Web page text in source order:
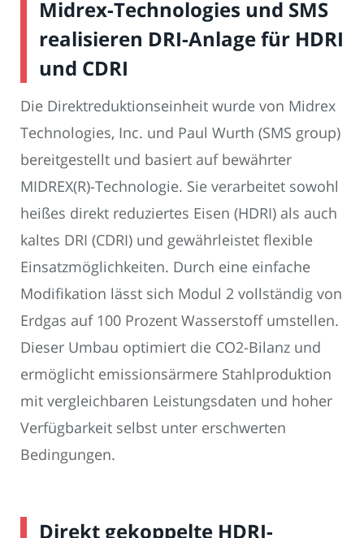
Midrex-Technologies und SMS
realisieren DRI-Anlage für HDRI
und CDRI
Die Direktreduktionseinheit wurde von Midrex
Technologies, Inc. und Paul Wurth (SMS group)
bereitgestellt und basiert auf bewährter
MIDREX(R)-Technologie. Sie verarbeitet sowohl
heißes direkt reduziertes Eisen (HDRI) als auch
kaltes DRI (CDRI) und gewährleistet flexible
Einsatzmöglichkeiten. Durch eine einfache
Modifikation lässt sich Modul 2 vollständig von
Erdgas auf 100 Prozent Wasserstoff umstellen.
Dieser Umbau optimiert die CO2-Bilanz und
ermöglicht emissionsärmere Stahlproduktion
mit vergleichbaren Leistungsdaten und hoher
Verfügbarkeit selbst unter erschwerten
Bedingungen.
Direkt gekoppelte HDRI-